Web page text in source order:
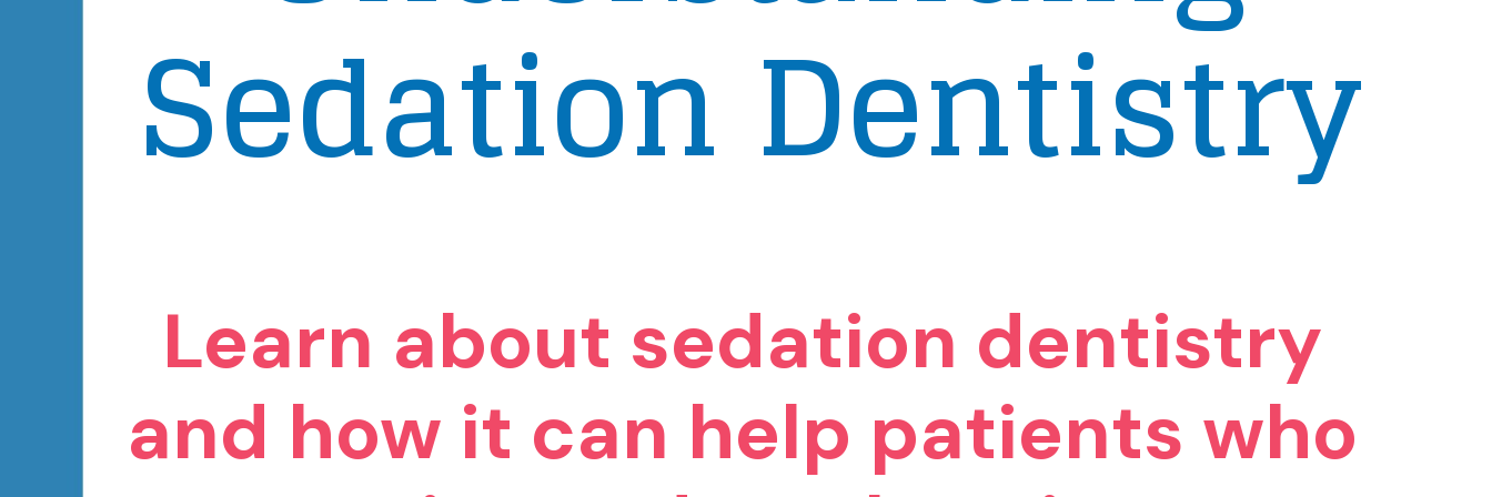
Sedation Dentistry
Learn about sedation dentistry
and how it can help patients who